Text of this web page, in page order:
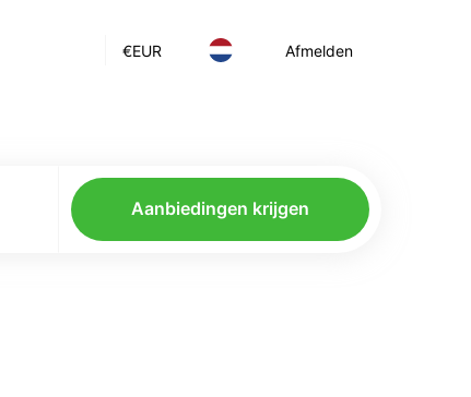
€EUR Afmelden
Aanbiedingen krijgen